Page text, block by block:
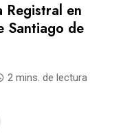
Registral en
Santiago de
2 mins. de lectura